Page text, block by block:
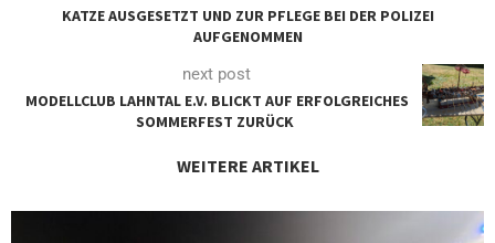
KATZE AUSGESETZT UND ZUR PFLEGE BEI DER POLIZEI
AUFGENOMMEN
next post
MODELLCLUB LAHNTAL E.V. BLICKT AUF ERFOLGREICHES
SOMMERFEST ZURÜCK
WEITERE ARTIKEL